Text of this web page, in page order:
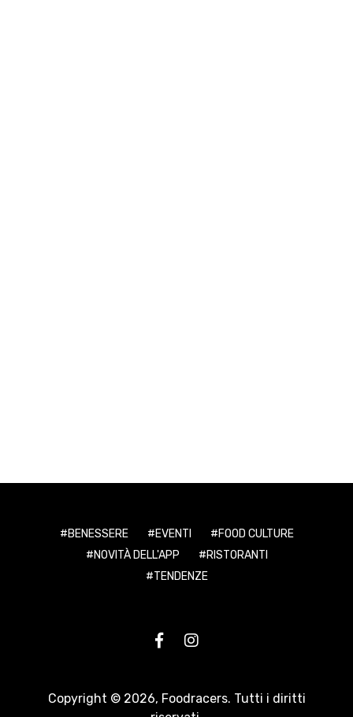
BENESSERE EVENTI
FOOD CULTURE
NOVITÀ DELL'APP
RISTORANTI
TENDENZE
Copyright © 2026, Foodracers. Tutti i diritti